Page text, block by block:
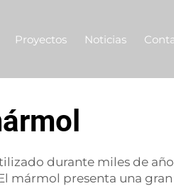
Proyectos Noticias
durante miles de
mármol presenta una